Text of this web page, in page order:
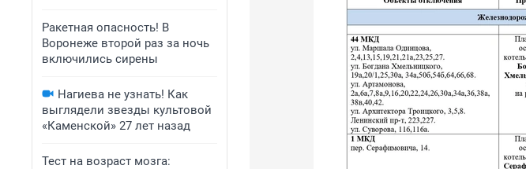
Ракетная опасность! В
Воронеже второй раз за ночь
включились сирены
Нагиева не узнать! Как
выглядели звезды культовой
«Каменской» 27 лет назад
Тест на возраст мозга: